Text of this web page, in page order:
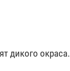
дикого окраса.